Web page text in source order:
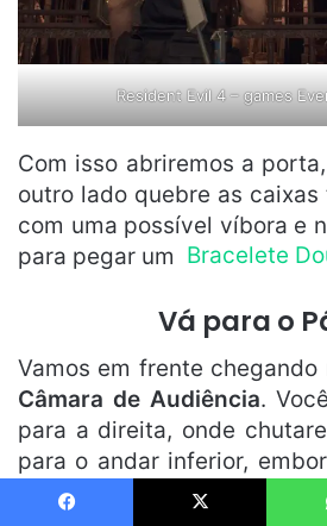
Continua após a
Resident Evil 4 – games
Com isso abriremos a
outro lado quebre as
com uma possível víbora e
para pegar um Bracelete
Vá para o
Vamos em frente
Câmara de Audiência.
para a direita, onde
para o andar inferior,
isso Ashley chuta para